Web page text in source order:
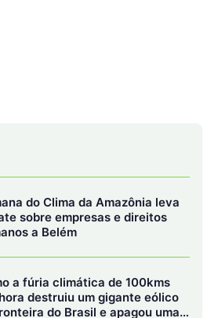
executiva da convenção, do
o Meio Ambiente (PNUMA), Amy
um país tão biodiverso como o
de Campo Grande, é uma
a cooperação internacional
“Animais migratórios